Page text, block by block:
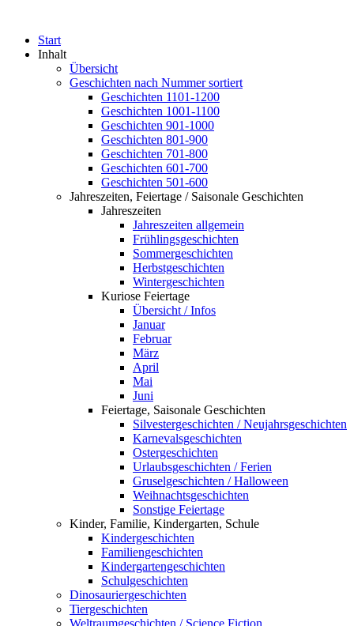
Start
Inhalt
Übersicht
Geschichten nach Nummer sortiert
Geschichten 1101-1200
Geschichten 1001-1100
Geschichten 901-1000
Geschichten 801-900
Geschichten 701-800
Geschichten 601-700
Geschichten 501-600
Jahreszeiten, Feiertage / Saisonale Geschichten
Jahreszeiten
Jahreszeiten allgemein
Frühlingsgeschichten
Sommergeschichten
Herbstgeschichten
Wintergeschichten
Kuriose Feiertage
Übersicht / Infos
Januar
Februar
März
April
Mai
Juni
Feiertage, Saisonale Geschichten
Silvestergeschichten / Neujahrsgeschichten
Karnevalsgeschichten
Ostergeschichten
Urlaubsgeschichten / Ferien
Gruselgeschichten / Halloween
Weihnachtsgeschichten
Sonstige Feiertage
Kinder, Familie, Kindergarten, Schule
Kindergeschichten
Familiengeschichten
Kindergartengeschichten
Schulgeschichten
Dinosauriergeschichten
Tiergeschichten
Weltraumgeschichten / Science Fiction